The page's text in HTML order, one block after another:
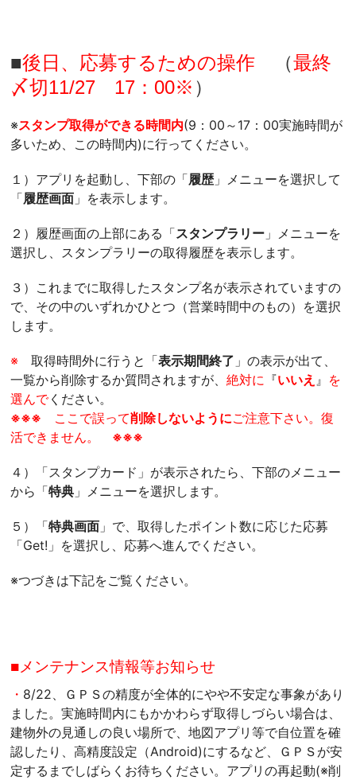
■後日、応募するための操作 （最終
〆切11/27 17：00※ ）
※スタンプ取得ができる時間内(9：00～17：00実施時間が
多いため、この時間内)に行ってください。
１）アプリを起動し、下部の「履歴」
メニューを選択して
「履歴画面 」を表示します。
２）履歴画面の上部にある「スタンプラリー 」メニューを
選択し、 スタンプラリーの取得履歴を表示します。
３） これまでに取得したスタンプ名が表示されていますの
で、その中のいずれかひとつ（営業時間中のもの）を選択
します。
※取得時間外に行うと「表示期間終了 」の表示が出て、
一覧から削除するか質問されますが、絶対に 『いいえ 』 を
選んでください。
※※※ ここで誤って削除しないようにご注意下さい。復
活できません。 ※※※
４）「スタンプカード」が表示されたら、下部のメニュー
から「特典 」メニューを選択します。
５）「特典画面 」で、取得したポイント数に応じた応募
「Get!」を選択し、応募へ進んでください。
※つづきは下記をご覧ください。
■メンテナンス情報等お知らせ
・ 8/22、ＧＰＳの精度が全体的にやや不安定な事象があり
ました。実施時間内にもかかわらず取得しづらい場合は、
建物外の見通しの良い場所で、地図アプリ等で自位置を確
認したり、高精度設定（Android)にするなど、ＧＰＳが安
定するまでしばらくお待ちください。アプリの再起動(※削